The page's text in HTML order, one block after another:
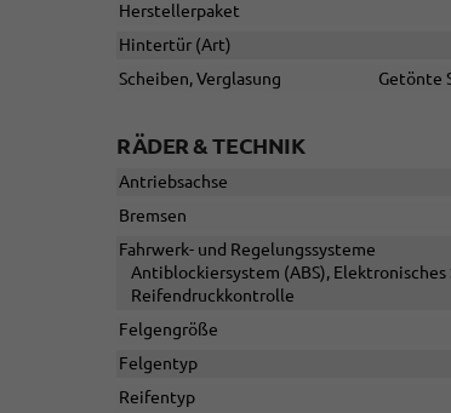
Herstellerpaket
Hintertür (Art)
Scheiben, Verglasung
Getönte
RÄDER & TECHNIK
Antriebsachse
Bremsen
Fahrwerk- und Regelungssysteme
Antiblockiersystem (ABS), Elektronisches
Reifendruckkontrolle
Felgengröße
Felgentyp
Reifentyp